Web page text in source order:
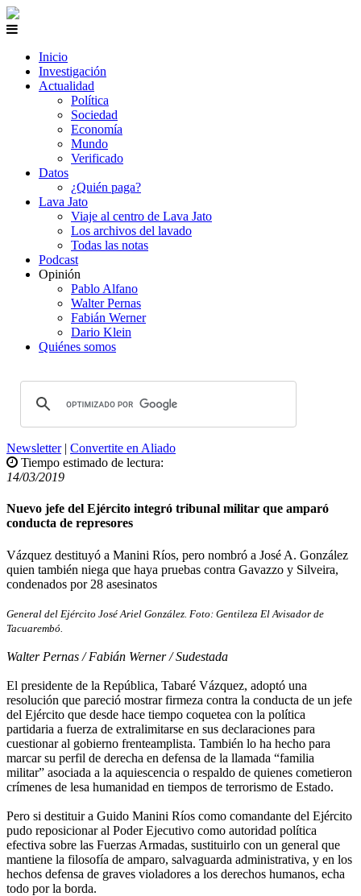
Inicio
Investigación
Actualidad
Política
Sociedad
Economía
Mundo
Verificado
Datos
¿Quién paga?
Lava Jato
Viaje al centro de Lava Jato
Los archivos del lavado
Todas las notas
Podcast
Opinión
Pablo Alfano
Walter Pernas
Fabián Werner
Dario Klein
Quiénes somos
Newsletter| Convertite en Aliado
Tiempo estimado de lectura:
14/03/2019
Nuevo jefe del Ejército integró tribunal militar que amparó
conducta de represores
Vázquez destituyó a Manini Ríos, pero nombró a José A. González
quien también niega que haya pruebas contra Gavazzo y Silveira,
condenados por 28 asesinatos
General del Ejército José Ariel González. Foto: Gentileza El Avisador de
Tacuarembó.
Walter Pernas / Fabián Werner / Sudestada
El presidente de la República, Tabaré Vázquez, adoptó una
resolución que pareció mostrar firmeza contra la conducta de un jefe
del Ejército que desde hace tiempo coquetea con la política
partidaria a fuerza de extralimitarse en sus declaraciones para
cuestionar al gobierno frenteamplista. También lo ha hecho para
marcar su perfil de derecha en defensa de la llamada “familia
militar” asociada a la aquiescencia o respaldo de quienes cometieron
crímenes de lesa humanidad en tiempos de terrorismo de Estado.
Pero si destituir a Guido Manini Ríos como comandante del Ejército
pudo reposicionar al Poder Ejecutivo como autoridad política
efectiva sobre las Fuerzas Armadas, sustituirlo con un general que
mantiene la filosofía de amparo, salvaguarda administrativa, y en los
hechos defensa de graves violadores a los derechos humanos, echa
todo por la borda.